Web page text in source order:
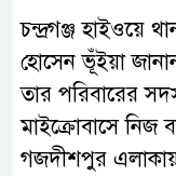
চন্দ্রগঞ্জ হাইওয়ে
হোসেন ভূঁইয়া
তার পরিবারের
মাইক্রোবাসে নিজ
গজদীশপুর এলাকায়